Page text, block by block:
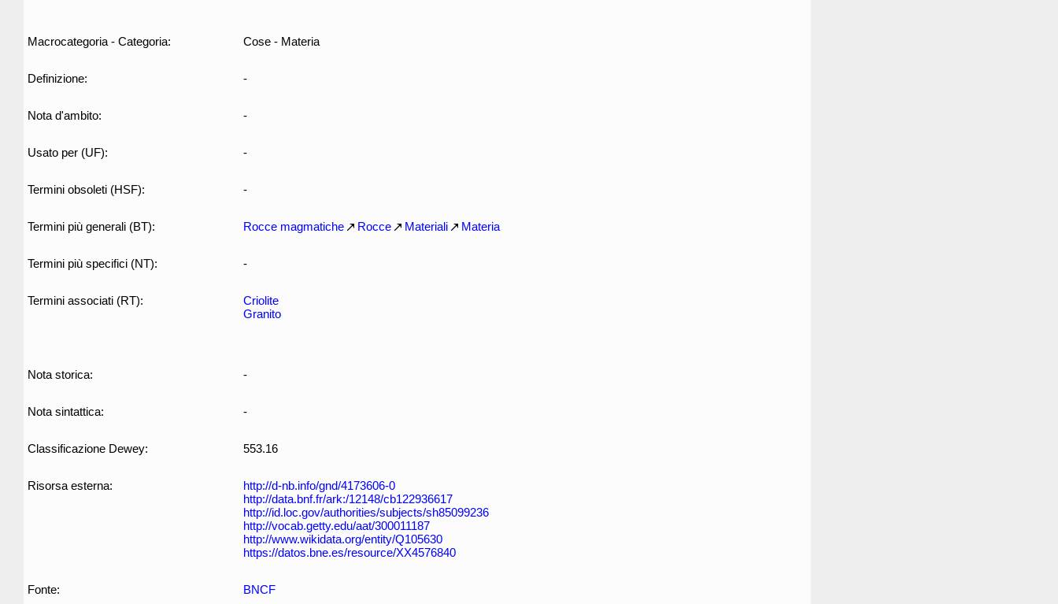
Macrocategoria - Categoria: Cose - Materia
Definizione: -
Nota d'ambito: -
Usato per (UF): -
Termini obsoleti (HSF): -
Termini più generali (BT): Rocce magmatiche Rocce Materiali Materia
Termini più specifici (NT): -
Termini associati (RT):
Criolite
Granito
Nota storica: -
Nota sintattica: -
Classificazione Dewey: 553.16
Risorsa esterna:
http://d-nb.info/gnd/4173606-0
http://data.bnf.fr/ark:/12148/cb122936617
http://id.loc.gov/authorities/subjects/sh85099236
http://vocab.getty.edu/aat/300011187
http://www.wikidata.org/entity/Q105630
https://datos.bne.es/resource/XX4576840
Fonte: BNCF